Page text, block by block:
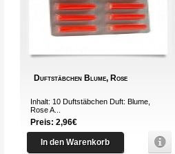
Duftstäbchen Blume, Rose
Inhalt: 10 Duftstäbchen Duft: Blume,
Rose A...
Preis: 2,96€
In den Warenkorb